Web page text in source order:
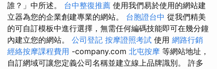
誰？」中所述。 台中整復推薦 使用我們易於使用的網站建
立器為您的企業創建專業的網站。 台胞證台中 從我們精美
的可自訂模板中進行選擇，無需任何編碼技能即可在幾分鐘
內建立您的網站。 公司登記 按摩證照考試 使用 網路行銷
經絡按摩課程費用 -company.com 北屯按摩 等網站地址，
自訂網域可讓您定義公司名稱並建立線上品牌識別。 許多